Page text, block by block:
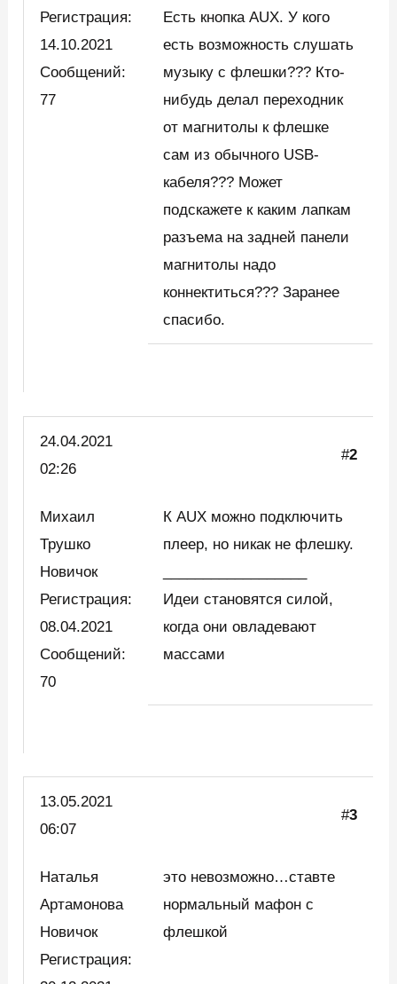
Регистрация:
14.10.2021
Сообщений:
77
Есть кнопка AUX. У кого
есть возможность слушать
музыку с флешки??? Кто-
нибудь делал переходник
от магнитолы к флешке
сам из обычного USB-
кабеля??? Может
подскажете к каким лапкам
разъема на задней панели
магнитолы надо
коннектиться??? Заранее
спасибо.
24.04.2021
02:26
#2
Михаил
Трушко
Новичок
Регистрация:
08.04.2021
Сообщений:
70
К AUX можно подключить
плеер, но никак не флешку.
Идеи становятся силой,
когда они овладевают
массами
13.05.2021
06:07
#3
Наталья
Артамонова
Новичок
Регистрация:
это невозможно…ставте
нормальный мафон с
флешкой